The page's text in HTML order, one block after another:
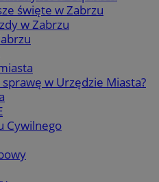
święte w Zabrzu
w Zabrzu
sprawę w Urzędzie Miasta?
Cywilnego